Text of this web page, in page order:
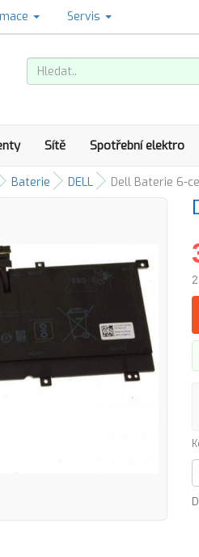
Servis
Sítě Spotřební elektro
Baterie DELL Dell Baterie 6-